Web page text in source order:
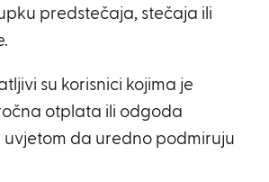
predstečaja, stečaja ili
su korisnici kojima je
otplata ili odgoda
da uredno podmiruju